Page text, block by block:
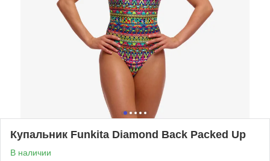
Купальник Funkita Diamond Back Packed Up
В наличии